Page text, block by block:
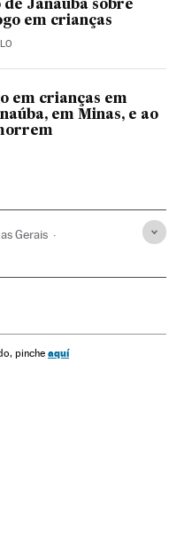
Janaúba sobre
em crianças
em crianças em
em Minas, e ao
Gerais
escolar
Latina
pinche aquí